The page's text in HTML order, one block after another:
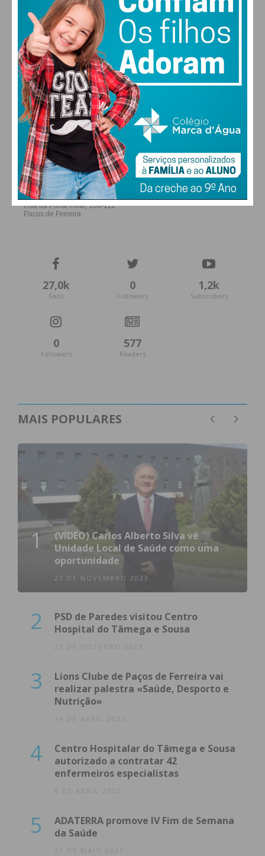
ALTERAR
FARMACIAS DE SERVIÇO EM PAÇOS DE
FERREIRA
27,0k
Fans
0
Followers
1,2k
Subscribers
0
Followers
577
Readers
MAIS POPULARES
1
(VÍDEO) Carlos Alberto Silva vê
Unidade Local de Saúde como uma
oportunidade
23 DE NOVEMBRO 2023
2
PSD de Paredes visitou Centro
Hospital do Tâmega e Sousa
23 DE OUTUBRO 2023
3
Lions Clube de Paços de Ferreira vai
realizar palestra «Saúde, Desporto e
Nutrição»
14 DE ABRIL 2022
4
Centro Hospitalar do Tâmega e Sousa
autorizado a contratar 42
enfermeiros especialistas
8 DE ABRIL 2022
5
ADATERRA promove IV Fim de Semana
da Saúde
21 DE MAIO 2021